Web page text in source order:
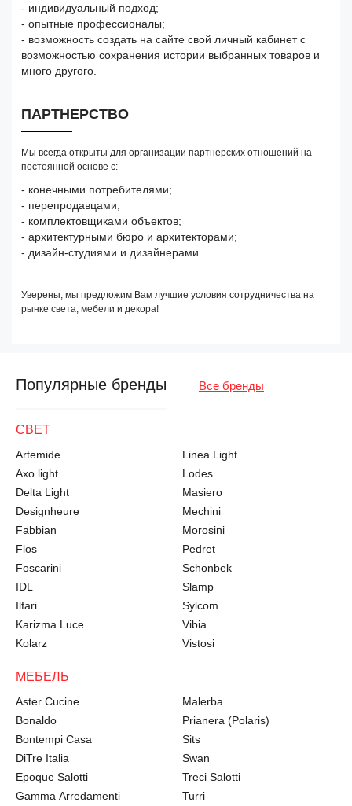
- индивидуальный подход;
- опытные профессионалы;
- возможность создать на сайте свой личный кабинет с
возможностью сохранения истории выбранных товаров и
много другого.
ПАРТНЕРСТВО
Мы всегда открыты для организации партнерских отношений на
постоянной основе с:
- конечными потребителями;
- перепродавцами;
- комплектовщиками объектов;
- архитектурными бюро и архитекторами;
- дизайн-студиями и дизайнерами.
Уверены, мы предложим Вам лучшие условия сотрудничества на
рынке света, мебели и декора!
Популярные бренды Все бренды
СВЕТ
Artemide
Axo light
Delta Light
Designheure
Fabbian
Flos
Foscarini
IDL
Ilfari
Karizma Luce
Kolarz
Linea Light
Lodes
Masiero
Mechini
Morosini
Pedret
Schonbek
Slamp
Sylcom
Vibia
Vistosi
МЕБЕЛЬ
Aster Cucine
Bonaldo
Bontempi Casa
DiTre Italia
Epoque Salotti
Gamma Arredamenti
Malerba
Prianera (Polaris)
Sits
Swan
Treci Salotti
Turri